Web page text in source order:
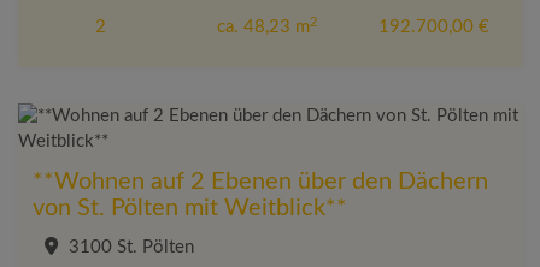
2 ca. 48,23 m2 192.700,00 €
**Wohnen auf 2 Ebenen über den Dächern
von St. Pölten mit Weitblick**
3100 St. Pölten